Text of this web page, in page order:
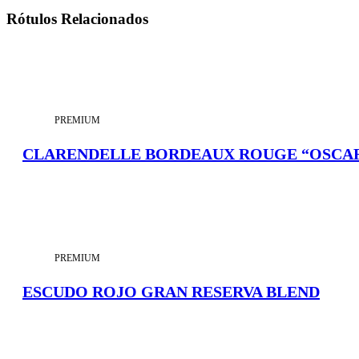
Rótulos Relacionados
PREMIUM
CLARENDELLE BORDEAUX ROUGE
PREMIUM
ESCUDO ROJO GRAN RESERVA BLEND